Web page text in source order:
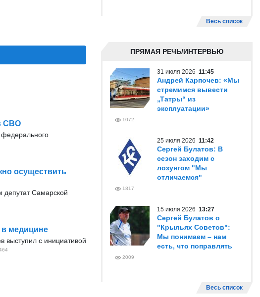
СВО
осуществить
депутат Самарской
медицине
выступил с инициативой
Весь список
ПРЯМАЯ РЕЧЬ/ИНТЕРВЬЮ
31 июля 2026 11:45
Андрей Карпочев: «Мы
стремимся вывести
„Татры“ из
эксплуатации»
1072
25 июля 2026 11:42
Сергей Булатов: В
сезон заходим с
лозунгом "Мы
отличаемся"
1817
15 июля 2026 13:27
Сергей Булатов о
"Крыльях Советов":
Мы понимаем – нам
есть, что поправлять
2009
Весь список